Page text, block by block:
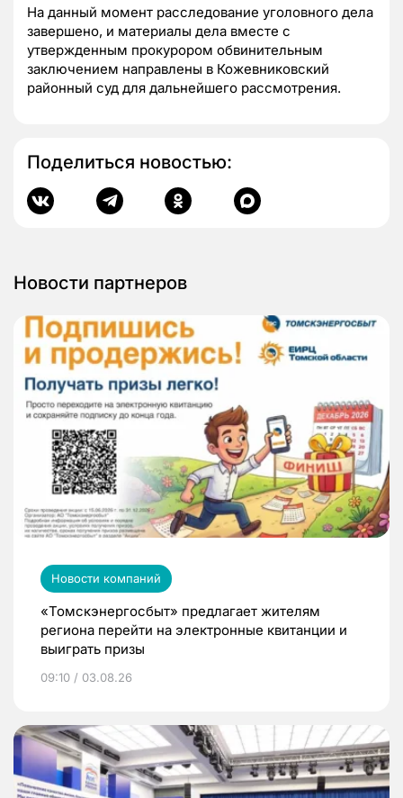
На данный момент расследование уголовного дела
завершено, и материалы дела вместе с
утвержденным прокурором обвинительным
заключением направлены в Кожевниковский
районный суд для дальнейшего рассмотрения.
Поделиться новостью:
Новости партнеров
Новости компаний
«Томскэнергосбыт» предлагает жителям
региона перейти на электронные квитанции и
выиграть призы
09:10 / 03.08.26